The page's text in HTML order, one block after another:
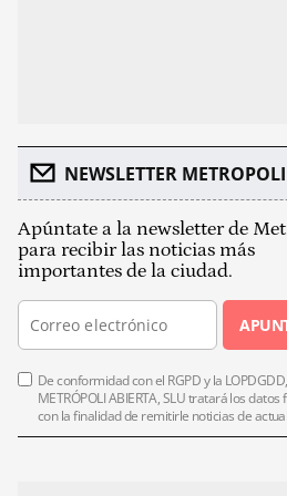
NEWSLETTER METROPOLI
Apúntate a la newsletter de
para recibir las noticias más
importantes de la ciudad.
De conformidad con el RGPD y la LOPDGDD,
METRÓPOLI ABIERTA, SLU tratará los datos
con la finalidad de remitirle noticias de